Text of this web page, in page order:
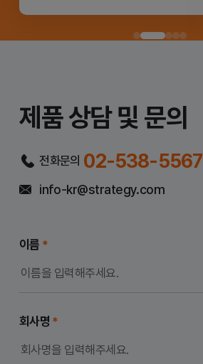
제품 상담 및 문의
전화문의 02-538-5567
info-kr@strategy.com
이름 *
회사명 *